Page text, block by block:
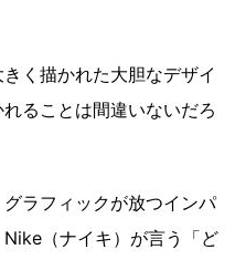
く描かれた大胆なデザイ
ることは間違いないだろ
ラフィックが放つインパ
（ナイキ）が言う「ど